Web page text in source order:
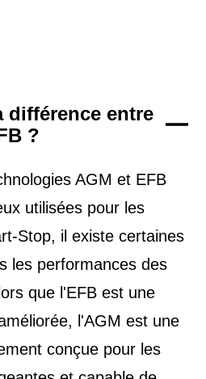
différence entre
?
AGM et EFB
utilisées pour les
Stop, il existe certaines
les performances des
que l'EFB est une
l'AGM est une
conçue pour les